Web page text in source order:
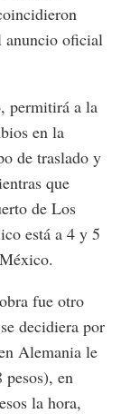
anuncio oficial
permitirá a la
en la
de traslado y
que
de Los
está a 4 y 5
fue otro
decidiera por
Alemania le
en
la hora,